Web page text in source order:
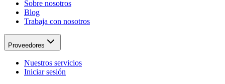
Sobre nosotros
Blog
Trabaja con nosotros
Proveedores
Nuestros servicios
Iniciar sesión